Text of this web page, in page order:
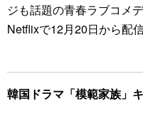
ジも話題の青春ラブコメ
Netflixで12月20日から配信
韓国ドラマ「模範家族」